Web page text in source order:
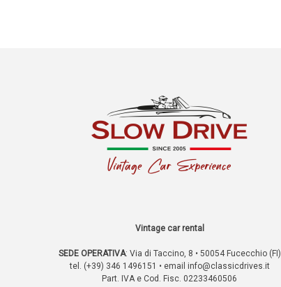
Vintage car rental
SEDE OPERATIVA: Via di Taccino, 8 • 50054 Fucecchio (FI)
tel. (+39) 346 1496151 • email info@classicdrives.it
Part. IVA e Cod. Fisc. 02233460506